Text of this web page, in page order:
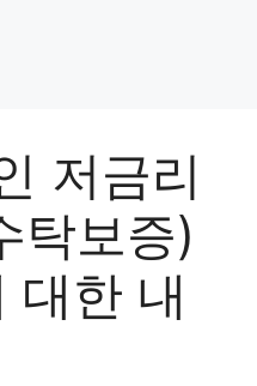
저금리
탁보증)
대한 내